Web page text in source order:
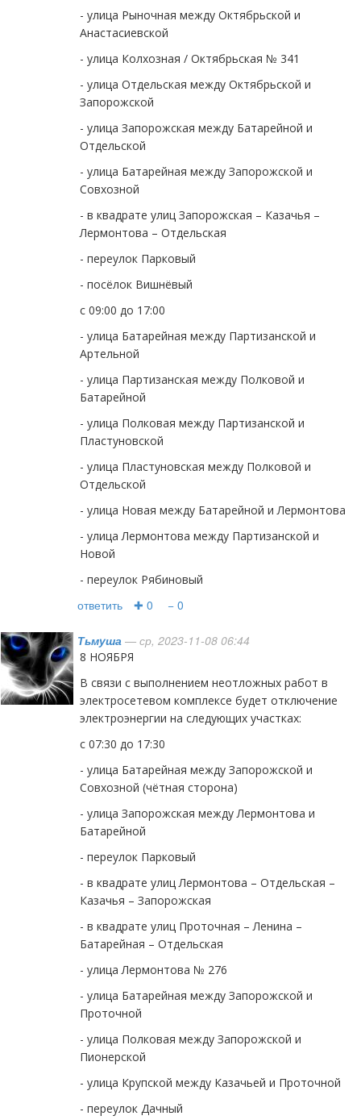
- улица Рыночная между Октябрьской и
Анастасиевской
- улица Колхозная / Октябрьская № 341
- улица Отдельская между Октябрьской и
Запорожской
- улица Запорожская между Батарейной и
Отдельской
- улица Батарейная между Запорожской и
Совхозной
- в квадрате улиц Запорожская – Казачья –
Лермонтова – Отдельская
- переулок Парковый
- посёлок Вишнёвый
с 09:00 до 17:00
- улица Батарейная между Партизанской и
Артельной
- улица Партизанская между Полковой и
Батарейной
- улица Полковая между Партизанской и
Пластуновской
- улица Пластуновская между Полковой и
Отдельской
- улица Новая между Батарейной и Лермонтова
- улица Лермонтова между Партизанской и
Новой
- переулок Рябиновый
ответить ✚ 0 − 0
Тьмуша — ср, 2023-11-08 06:44
8 НОЯБРЯ
В связи с выполнением неотложных работ в
электросетевом комплексе будет отключение
электроэнергии на следующих участках:
с 07:30 до 17:30
- улица Батарейная между Запорожской и
Совхозной (чётная сторона)
- улица Запорожская между Лермонтова и
Батарейной
- переулок Парковый
- в квадрате улиц Лермонтова – Отдельская –
Казачья – Запорожская
- в квадрате улиц Проточная – Ленина –
Батарейная – Отдельская
- улица Лермонтова № 276
- улица Батарейная между Запорожской и
Проточной
- улица Полковая между Запорожской и
Пионерской
- улица Крупской между Казачьей и Проточной
- переулок Дачный